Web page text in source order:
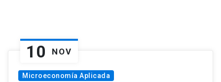
10 NOV
Microeconomía Aplicada